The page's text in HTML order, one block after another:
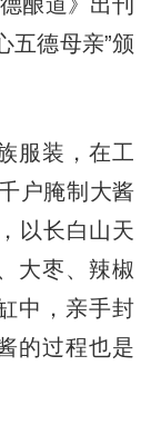
五德母亲”颁
服装，在工
户腌制大酱
以长白山天
大枣、辣椒
中，亲手封
的过程也是